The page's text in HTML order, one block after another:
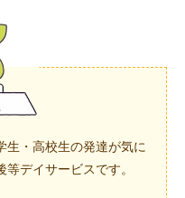
生・高校生の発達が気に
デイサービスです。